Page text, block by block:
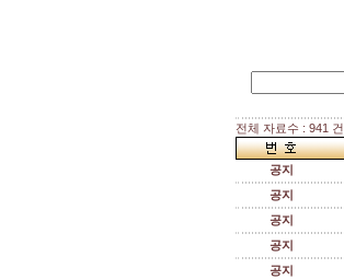
전체 자료수 : 941 건
공지
공지
공지
공지
공지